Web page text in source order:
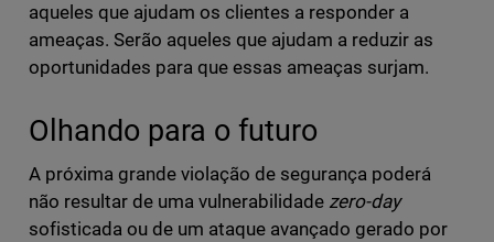
aqueles que ajudam os clientes a responder a
ameaças. Serão aqueles que ajudam a reduzir as
oportunidades para que essas ameaças surjam.
Olhando para o futuro
A próxima grande violação de segurança poderá
não resultar de uma vulnerabilidade zero-day
sofisticada ou de um ataque avançado gerado por